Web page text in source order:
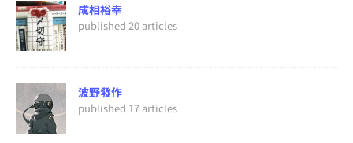
成相裕幸
published 20 articles
波野發作
published 17 articles